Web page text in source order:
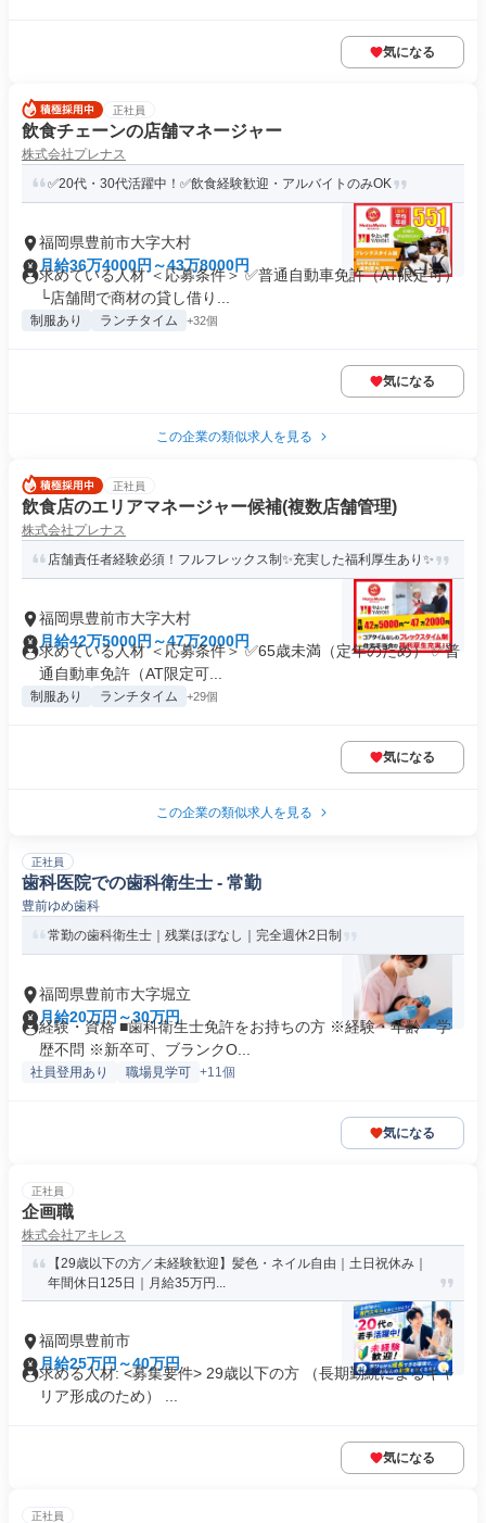
気になる
正社員
飲食チェーンの店舗マネージャー
株式会社プレナス
✅20代・30代活躍中！✅飲食経験歓迎・アルバイトのみOK
福岡県豊前市大字大村
月給36万4000円～43万8000円
求めている人材 ＜応募条件＞ ✅普通自動車免許（AT限定可）
└店舗間で商材の貸し借り...
制服あり ランチタイム +32個
気になる
この企業の類似求人を見る
正社員
飲食店のエリアマネージャー候補(複数店舗管理)
株式会社プレナス
店舗責任者経験必須！フルフレックス制✨充実した福利厚生あり✨
福岡県豊前市大字大村
月給42万5000円～47万2000円
求めている人材 ＜応募条件＞ ✅65歳未満（定年のため） ✅普
通自動車免許（AT限定可...
制服あり ランチタイム +29個
気になる
この企業の類似求人を見る
正社員
歯科医院での歯科衛生士 - 常勤
豊前ゆめ歯科
常勤の歯科衛生士｜残業ほぼなし｜完全週休2日制
福岡県豊前市大字堀立
月給20万円～30万円
経験・資格 ■歯科衛生士免許をお持ちの方 ※経験・年齢・学
歴不問 ※新卒可、ブランクO...
社員登用あり 職場見学可 +11個
気になる
正社員
企画職
株式会社アキレス
【29歳以下の方／未経験歓迎】髪色・ネイル自由｜土日祝休み｜
年間休日125日｜月給35万円...
福岡県豊前市
月給25万円～40万円
求める人材: <募集要件> 29歳以下の方 （長期勤続によるキャ
リア形成のため） ...
気になる
正社員